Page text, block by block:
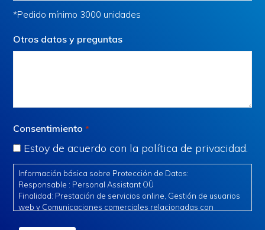
*Pedido mínimo 3000 unidades
Otros datos y preguntas
Consentimiento *
Estoy de acuerdo con la política de privacidad.
Información básica sobre Protección de Datos:
Responsable : Personal Assistant OÜ
Finalidad: Prestación de servicios online, Gestión de usuarios
web y Comunicaciones comerciales relacionadas con